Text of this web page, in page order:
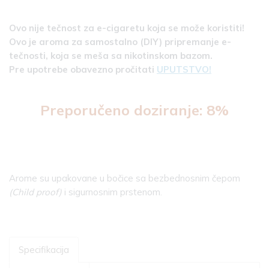
Ovo nije tečnost za e-cigaretu koja se može koristiti!
Ovo je aroma za samostalno (DIY) pripremanje e-
tečnosti, koja se meša sa nikotinskom bazom.
Pre upotrebe obavezno pročitati UPUTSTVO!
Preporučeno doziranje: 8%
Arome su upakovane u bočice sa bezbednosnim čepom
(Child proof) i sigurnosnim prstenom.
Specifikacija